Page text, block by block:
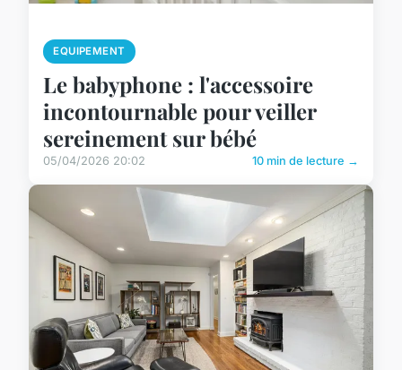
EQUIPEMENT
Le babyphone : l'accessoire
incontournable pour veiller
sereinement sur bébé
05/04/2026 20:02 10 min de lecture →